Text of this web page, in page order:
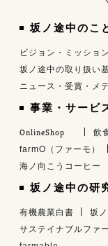
坂ノ途中のこ
ビジョン・ミッション
坂ノ途中の取り扱い
ニュース・受賞・メ
事業・サービ
OnlineShop
飲
farmO（ファーモ）
海ノ向こうコーヒー
坂ノ途中の研
有機農業白書
坂
サステイナブルファ